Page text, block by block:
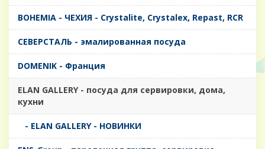
BOHEMIA - ЧЕХИЯ - Crystalite, Crystalex, Repast, RCR
CЕВЕРСТАЛЬ - эмалированная посуда
DOMENIK - Франция
ELAN GALLERY - посуда для сервировки, дома,
кухни
- ELAN GALLERY - НОВИНКИ